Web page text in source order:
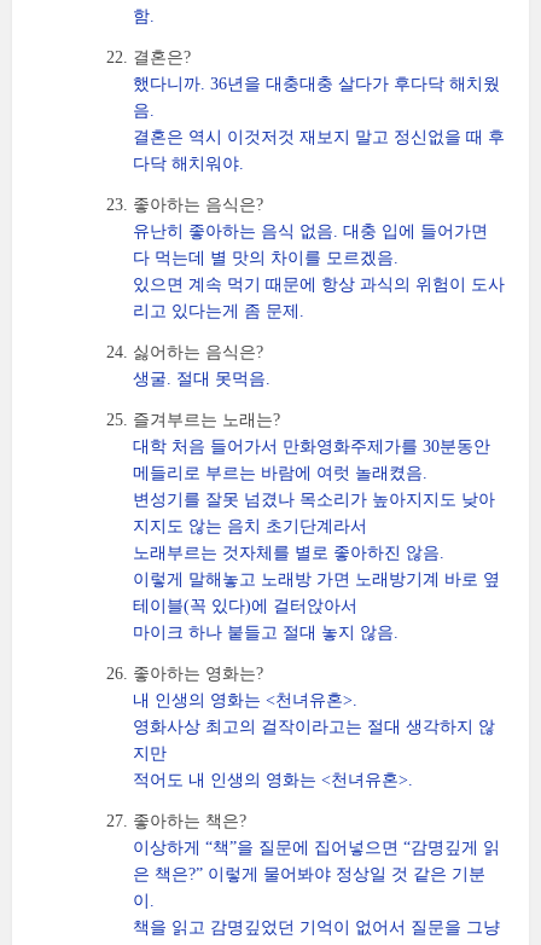
함.
결혼은?
했다니까. 36년을 대충대충 살다가 후다닥 해치웠
음.
결혼은 역시 이것저것 재보지 말고 정신없을 때 후
다닥 해치워야.
좋아하는 음식은?
유난히 좋아하는 음식 없음. 대충 입에 들어가면
다 먹는데 별 맛의 차이를 모르겠음.
있으면 계속 먹기 때문에 항상 과식의 위험이 도사
리고 있다는게 좀 문제.
싫어하는 음식은?
생굴. 절대 못먹음.
즐겨부르는 노래는?
대학 처음 들어가서 만화영화주제가를 30분동안
메들리로 부르는 바람에 여럿 놀래켰음.
변성기를 잘못 넘겼나 목소리가 높아지지도 낮아
지지도 않는 음치 초기단계라서
노래부르는 것자체를 별로 좋아하진 않음.
이렇게 말해놓고 노래방 가면 노래방기계 바로 옆
테이블(꼭 있다)에 걸터앉아서
마이크 하나 붙들고 절대 놓지 않음.
좋아하는 영화는?
내 인생의 영화는 <천녀유혼>.
영화사상 최고의 걸작이라고는 절대 생각하지 않
지만
적어도 내 인생의 영화는 <천녀유혼>.
좋아하는 책은?
이상하게 “책”을 질문에 집어넣으면 “감명깊게 읽
은 책은?” 이렇게 물어봐야 정상일 것 같은 기분
이.
책을 읽고 감명깊었던 기억이 없어서 질문을 그냥